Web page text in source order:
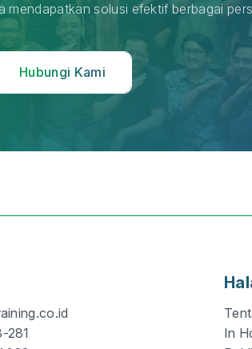
mendapatkan solusi efektif berbagai
Hubungi Kami
281
In